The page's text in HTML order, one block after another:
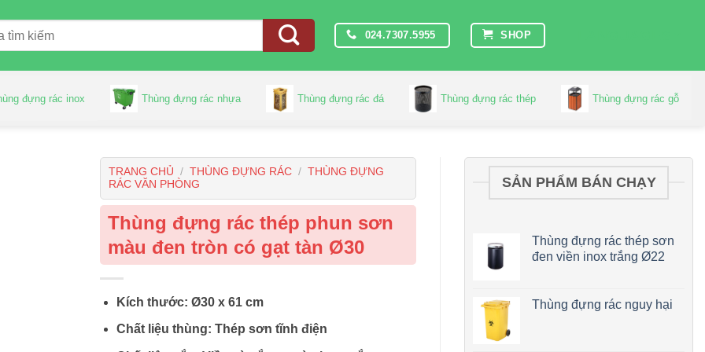
024.7307.5955 SHOP
đựng rác inox Thùng đựng rác nhựa Thùng đựng rác đá Thùng đựng rác thép Thùng đựng rác gỗ
TRANG CHỦ / THÙNG ĐỰNG RÁC / THÙNG ĐỰNG
RÁC VĂN PHÒNG
Thùng đựng rác thép phun sơn
màu đen tròn có gạt tàn Ø30
Kích thước: Ø30 x 61 cm
Chất liệu thùng: Thép sơn tĩnh điện
SẢN PHẨM BÁN CHẠY
Thùng đựng rác thép sơn
đen viền inox trắng Ø22
Thùng đựng rác nguy hại